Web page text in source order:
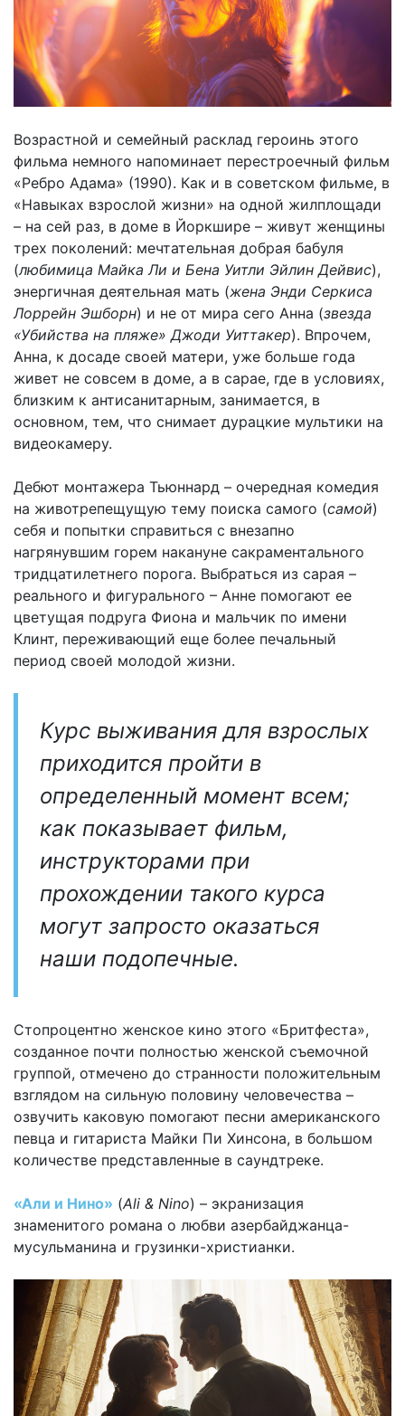
Возрастной и семейный расклад героинь этого
фильма немного напоминает перестроечный фильм
«Ребро Адама» (1990). Как и в советском фильме, в
«Навыках взрослой жизни» на одной жилплощади
– на сей раз, в доме в Йоркшире – живут женщины
трех поколений: мечтательная добрая бабуля
(любимица Майка Ли и Бена Уитли Эйлин Дейвис),
энергичная деятельная мать (жена Энди Серкиса
Лоррейн Эшборн) и не от мира сего Анна (звезда
«Убийства на пляже» Джоди Уиттакер). Впрочем,
Анна, к досаде своей матери, уже больше года
живет не совсем в доме, а в сарае, где в условиях,
близким к антисанитарным, занимается, в
основном, тем, что снимает дурацкие мультики на
видеокамеру.
Дебют монтажера Тьюннард – очередная комедия
на животрепещущую тему поиска самого (самой)
себя и попытки справиться с внезапно
нагрянувшим горем накануне сакраментального
тридцатилетнего порога. Выбраться из сарая –
реального и фигурального – Анне помогают ее
цветущая подруга Фиона и мальчик по имени
Клинт, переживающий еще более печальный
период своей молодой жизни.
Курс выживания для взрослых
приходится пройти в
определенный момент всем;
как показывает фильм,
инструкторами при
прохождении такого курса
могут запросто оказаться
наши подопечные.
Стопроцентно женское кино этого «Бритфеста»,
созданное почти полностью женской съемочной
группой, отмечено до странности положительным
взглядом на сильную половину человечества –
озвучить каковую помогают песни американского
певца и гитариста Майки Пи Хинсона, в большом
количестве представленные в саундтреке.
«Али и Нино» (Ali & Nino) – экранизация
знаменитого романа о любви азербайджанца-
мусульманина и грузинки-христианки.